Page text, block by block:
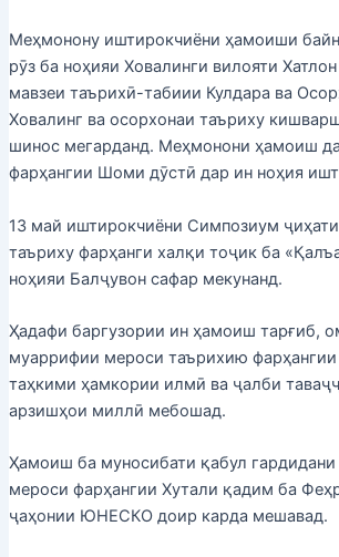
Меҳмонону иштирокчиёни ҳамоиши
рӯз ба ноҳияи Ховалинги вилояти
мавзеи таърихӣ-табиии Кулдара ва
Ховалинг ва осорхонаи таъриху
шинос мегарданд. Меҳмонони ҳамоиш
фарҳангии Шоми дӯстӣ дар ин ноҳия
13 май иштирокчиёни Симпозиум
таъриху фарҳанги халқи тоҷик ба
ноҳияи Балҷувон сафар мекунанд.
Ҳадафи баргузории ин ҳамоиш тарғиб,
муаррифии мероси таърихию
таҳкими ҳамкории илмӣ ва ҷалби
арзишҳои миллӣ мебошад.
Ҳамоиш ба муносибати қабул гардидани
мероси фарҳангии Хутали қадим ба
ҷаҳонии ЮНЕСКО доир карда мешавад.